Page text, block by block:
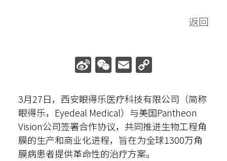
内部邮箱
返回
SinaWeChat
Email
3月27日，西安眼得乐医疗科技有限公司（简称
眼得乐，Eyedeal Medical）与美国Pantheon
Vision公司签署合作协议，共同推进生物工程角
膜的生产和商业化进程，旨在为全球1300万角
膜病患者提供革命性的治疗方案。